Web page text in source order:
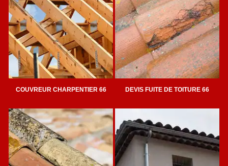
COUVREUR CHARPENTIER 66 DEVIS FUITE DE TOITURE 66